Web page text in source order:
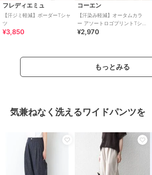
フレディエミュ
【汗ジミ軽減】ボーダーTシャ
ツ
¥3,850
コーエン
【汗染み軽減】オータムカラ
ー アソートロゴプリントTシャ
ツ
¥2,970
もっとみる
気兼ねなく洗えるワイドパンツを